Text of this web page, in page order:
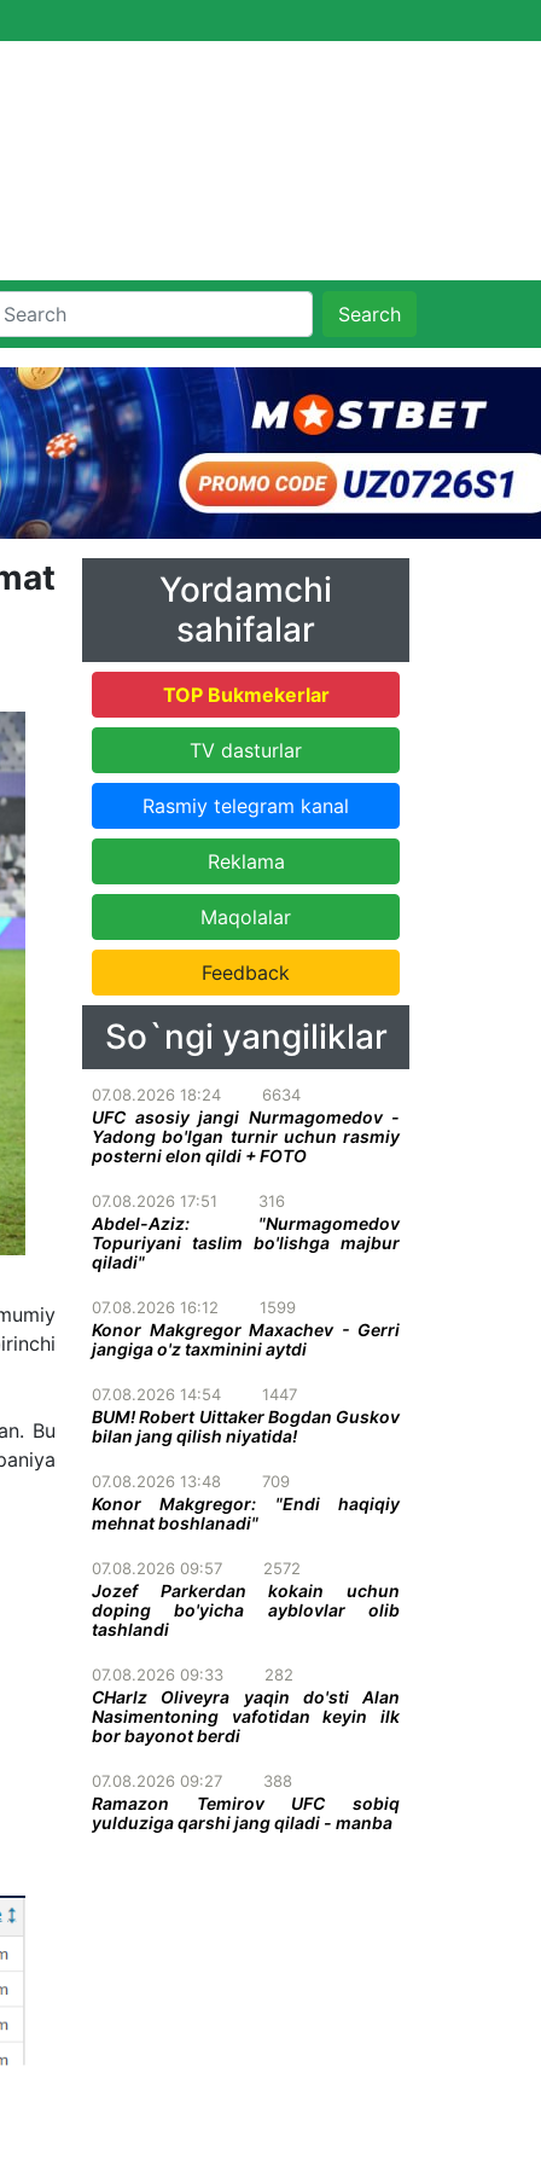
Search
Bu
Yordamchi
sahifalar
TOP Bukmekerlar
TV dasturlar
Rasmiy telegram kanal
Reklama
Maqolalar
Feedback
So`ngi yangiliklar
07.08.2026 18:24 6634
UFC asosiy jangi Nurmagomedov -
Yadong bo'lgan turnir uchun rasmiy
posterni elon qildi + FOTO
07.08.2026 17:51 316
Abdel-Aziz: "Nurmagomedov
Topuriyani taslim bo'lishga majbur
qiladi"
07.08.2026 16:12 1599
Konor Makgregor Maxachev - Gerri
jangiga o'z taxminini aytdi
07.08.2026 14:54 1447
BUM! Robert Uittaker Bogdan Guskov
bilan jang qilish niyatida!
07.08.2026 13:48 709
Konor Makgregor: "Endi haqiqiy
mehnat boshlanadi"
07.08.2026 09:57 2572
Jozef Parkerdan kokain uchun
doping bo'yicha ayblovlar olib
tashlandi
07.08.2026 09:33 282
CHarlz Oliveyra yaqin do'sti Alan
Nasimentoning vafotidan keyin ilk
bor bayonot berdi
07.08.2026 09:27 388
Ramazon Temirov UFC sobiq
yulduziga qarshi jang qiladi - manba